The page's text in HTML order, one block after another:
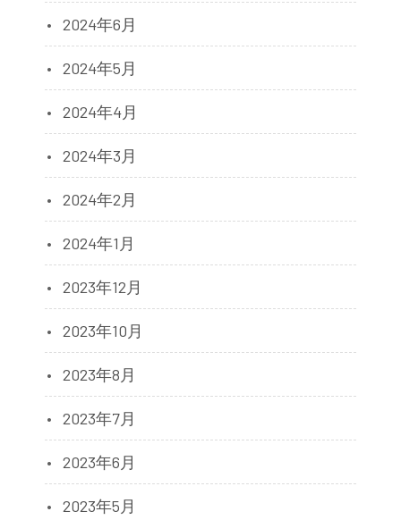
2024年6月
2024年5月
2024年4月
2024年3月
2024年2月
2024年1月
2023年12月
2023年10月
2023年8月
2023年7月
2023年6月
2023年5月